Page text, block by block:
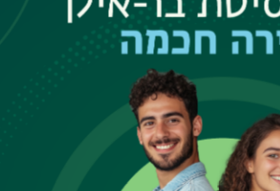
ויזל וזנדברג (2002)
צח (2014)
הלפרין (2006)